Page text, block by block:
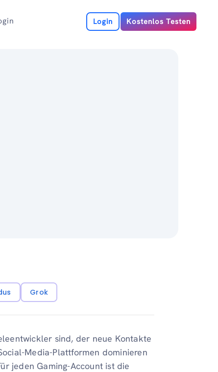
Login Kostenlos Testen
Grok
sind, der neue Kontakte
Media-Plattformen dominieren
jeden Gaming-Account ist die